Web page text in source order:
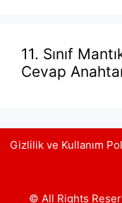
11. Sınıf
Cevap
Gizlilik ve Kullanım
© All Rights